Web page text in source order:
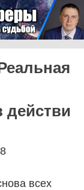
действи
всех